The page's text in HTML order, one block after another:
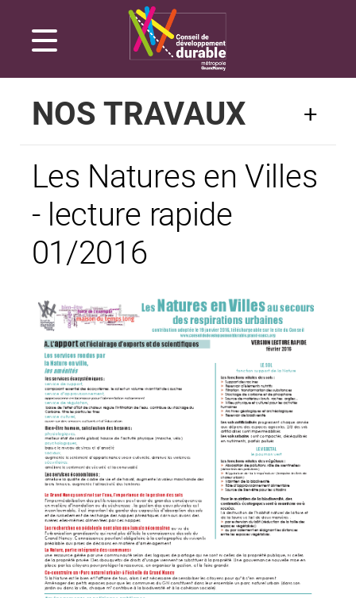
Gestion de vos préférences sur les cookies
NOS TRAVAUX
Les Natures en Villes
- lecture rapide
01/2016